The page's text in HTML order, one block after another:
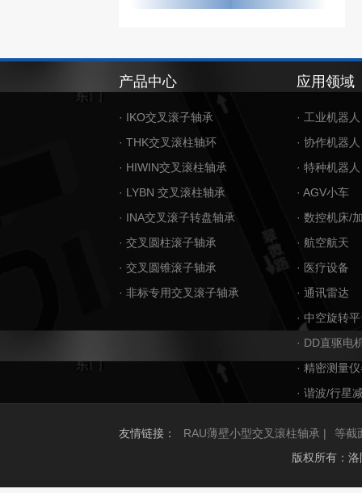
产品中心
· IKO交叉滚子轴承
· THK交叉滚柱轴环
· HIWIN交叉滚柱轴承
· LYBN 交叉滚柱轴承
· INA交叉滚子转盘轴承
· 交叉圆柱滚子轴承
· 交叉圆锥滚子轴承
· 非标专用交叉滚子轴承
应用领域
· 工业机器人
· 协作机器人
· 特种机器人
· AGV小车
· 数控机床/
· 航空航天
· 医疗设备
· 通讯雷达
· 中空旋转
· DD直驱电
· 精密测量
· 谐波/行星
友情链接： RAU薄壁小型交叉滚柱轴承 |
等截
版权所有：